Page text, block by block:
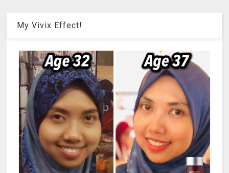
My Vivix Effect!